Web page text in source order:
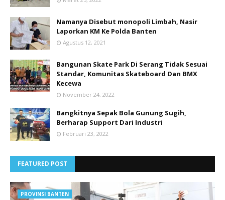
Namanya Disebut monopoli Limbah, Nasir
Laporkan KM Ke Polda Banten
Agustus 12, 2021
Bangunan Skate Park Di Serang Tidak Sesuai
Standar, Komunitas Skateboard Dan BMX
Kecewa
November 24, 2022
Bangkitnya Sepak Bola Gunung Sugih,
Berharap Support Dari Industri
Februari 23, 2022
FEATURED POST
PROVINSI BANTEN